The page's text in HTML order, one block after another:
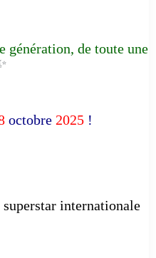
génération, de toute une
octobre 2025 !
superstar internationale